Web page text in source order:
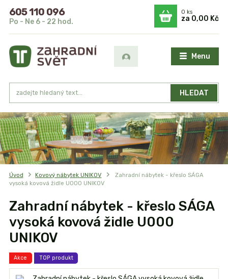
Menu
HLEDAT
605 110 096
Po - Ne 6 - 22 hod.
0ks
za 0,00 Kč
Úvod Kovový nábytek UNIKOV
Zahradní nábytek - křeslo SÁGA
vysoká kovová židle U000 UNIKOV
Zahradní nábytek - křeslo SÁGA
vysoká kovová židle U000
UNIKOV
Akce TOP produkt